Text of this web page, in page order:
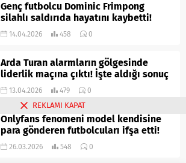
Genç futbolcu Dominic Frimpong
silahlı saldırıda hayatını kaybetti!
14.04.2026 458 0
Arda Turan alarmların gölgesinde
liderlik maçına çıktı! İşte aldığı sonuç
13.04.2026 479 0
Onlyfans fenomeni model kendisine
para gönderen futbolcuları ifşa etti!
26.03.2026 548 0
REKLAMI KAPAT